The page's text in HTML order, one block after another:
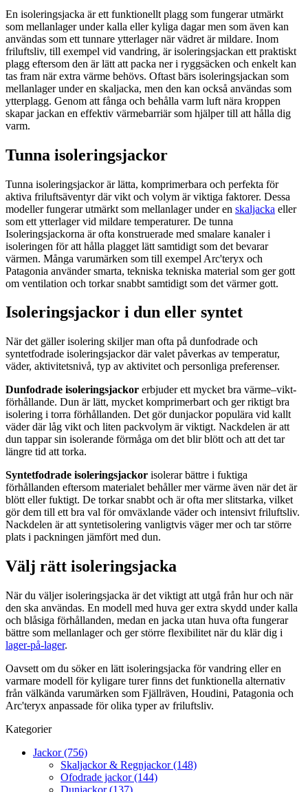
En isoleringsjacka är ett funktionellt plagg som fungerar utmärkt
som mellanlager under kalla eller kyliga dagar men som även kan
användas som ett tunnare ytterlager när vädret är mildare. Inom
friluftsliv, till exempel vid vandring, är isoleringsjackan ett praktiskt
plagg eftersom den är lätt att packa ner i ryggsäcken och enkelt kan
tas fram när extra värme behövs. Oftast bärs isoleringsjackan som
mellanlager under en skaljacka, men den kan också användas som
ytterplagg. Genom att fånga och behålla varm luft nära kroppen
skapar jackan en effektiv värmebarriär som hjälper till att hålla dig
varm.
Tunna isoleringsjackor
Tunna isoleringsjackor är lätta, komprimerbara och perfekta för
aktiva friluftsäventyr där vikt och volym är viktiga faktorer. Dessa
modeller fungerar utmärkt som mellanlager under en skaljacka eller
som ett ytterlager vid mildare temperaturer. De tunna
Isoleringsjackorna är ofta konstruerade med smalare kanaler i
isoleringen för att hålla plagget lätt samtidigt som det bevarar
värmen. Många varumärken som till exempel Arc'teryx och
Patagonia använder smarta, tekniska tekniska material som ger gott
om ventilation och torkar snabbt samtidigt som det värmer gott.
Isoleringsjackor i dun eller syntet
När det gäller isolering skiljer man ofta på dunfodrade och
syntetfodrade isoleringsjackor där valet påverkas av temperatur,
väder, aktivitetsnivå, typ av aktivitet och personliga preferenser.
Dunfodrade isoleringsjackor erbjuder ett mycket bra värme–vikt-
förhållande. Dun är lätt, mycket komprimerbart och ger riktigt bra
isolering i torra förhållanden. Det gör dunjackor populära vid kallt
väder där låg vikt och liten packvolym är viktigt. Nackdelen är att
dun tappar sin isolerande förmåga om det blir blött och att det tar
längre tid att torka.
Syntetfodrade isoleringsjackor isolerar bättre i fuktiga
förhållanden eftersom materialet behåller mer värme även när det är
blött eller fuktigt. De torkar snabbt och är ofta mer slitstarka, vilket
gör dem till ett bra val för omväxlande väder och intensivt friluftsliv.
Nackdelen är att syntetisolering vanligtvis väger mer och tar större
plats i packningen jämfört med dun.
Välj rätt isoleringsjacka
När du väljer isoleringsjacka är det viktigt att utgå från hur och när
den ska användas. En modell med huva ger extra skydd under kalla
och blåsiga förhållanden, medan en jacka utan huva ofta fungerar
bättre som mellanlager och ger större flexibilitet när du klär dig i
lager-på-lager.
Oavsett om du söker en lätt isoleringsjacka för vandring eller en
varmare modell för kyligare turer finns det funktionella alternativ
från välkända varumärken som Fjällräven, Houdini, Patagonia och
Arc'teryx anpassade för olika typer av friluftsliv.
Kategorier
Jackor (756)
Skaljackor & Regnjackor (148)
Ofodrade jackor (144)